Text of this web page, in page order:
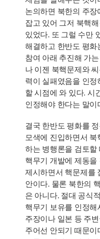
논의하면 북한의 주장
잡고 있어 그저 북핵
있었다. 또 그럴 수만
해결하고 한반도 평화
참여 아래 추진해 가
나 이젠 북핵문제와
력이 실패였음을 인
할 시점에 와 있다. 시
인정해야 한다는 말이
결국 한반도 평화를
모색에 진입하면서
하는 병행론을 검토할
핵무기 개발에 제동을
제시하면서 핵문제를
안이다. 물론 북한의
은 아니다. 절대 공식
핵무기 보유를 인정
주장이나 일본 등 주
주어선 안되기 때문